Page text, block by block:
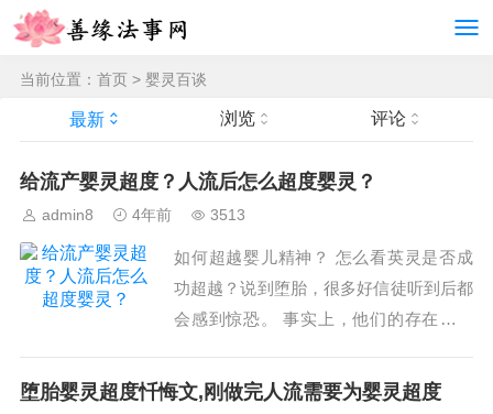
当前位置： 首页 > 婴灵百谈
最新 浏览 评论
给流产婴灵超度？人流后怎么超度婴灵？
admin8 4年前 3513
如何超越婴儿精神？ 怎么看英灵是否成
功超越？说到堕胎，很多好信徒听到后都
会感到惊恐。 事实上，他们的存在正是
流的人数可以说是数不胜数。 庞大的数
堕胎婴灵超度忏悔文,刚做完人流需要为婴灵超度